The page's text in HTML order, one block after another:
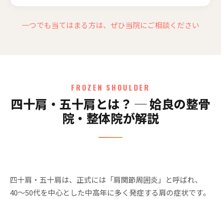
一つでも当てはまる方は、ぜひ当院にご相談ください
FROZEN SHOULDER
四十肩・五十肩とは？ ─ 姶良の整骨
院・整体院が解説
四十肩・五十肩は、正式には「肩関節周囲炎」と呼ばれ、
40〜50代を中心とした中高年に多く発症する肩の症状です。